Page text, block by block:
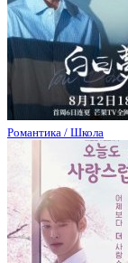
Романтика / Школа